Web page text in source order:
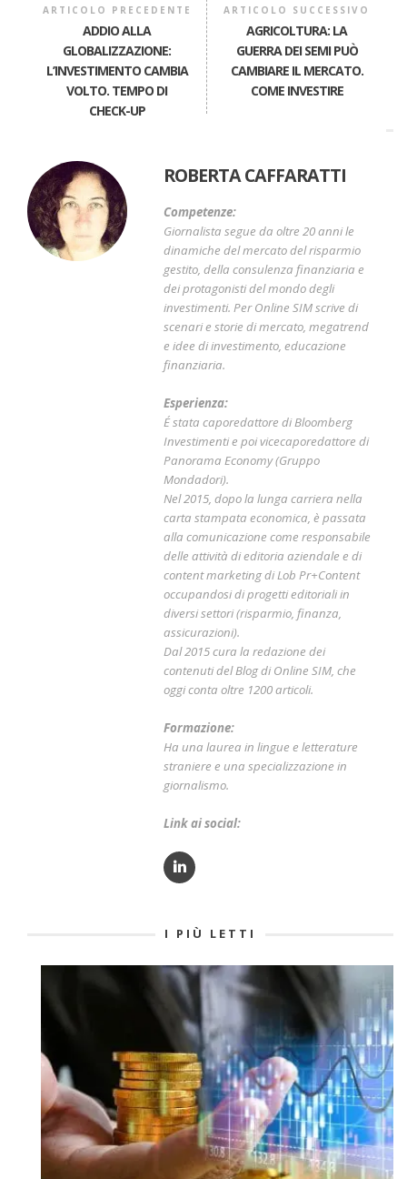
ARTICOLO PRECEDENTE
ADDIO ALLA
GLOBALIZZAZIONE:
L’INVESTIMENTO CAMBIA
VOLTO. TEMPO DI
CHECK-UP
ARTICOLO SUCCESSIVO
AGRICOLTURA: LA
GUERRA DEI SEMI PUÒ
CAMBIARE IL MERCATO.
COME INVESTIRE
ROBERTA CAFFARATTI
Competenze:
Giornalista segue da oltre 20 anni le
dinamiche del mercato del risparmio
gestito, della consulenza finanziaria e
dei protagonisti del mondo degli
investimenti. Per Online SIM scrive di
scenari e storie di mercato, megatrend
e idee di investimento, educazione
finanziaria.
Esperienza:
É stata caporedattore di Bloomberg
Investimenti e poi vicecaporedattore di
Panorama Economy (Gruppo
Mondadori).
Nel 2015, dopo la lunga carriera nella
carta stampata economica, è passata
alla comunicazione come responsabile
delle attività di editoria aziendale e di
content marketing di Lob Pr+Content
occupandosi di progetti editoriali in
diversi settori (risparmio, finanza,
assicurazioni).
Dal 2015 cura la redazione dei
contenuti del Blog di Online SIM, che
oggi conta oltre 1200 articoli.
Formazione:
Ha una laurea in lingue e letterature
straniere e una specializzazione in
giornalismo.
Link ai social:
I PIÙ LETTI